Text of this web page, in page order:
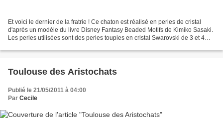
Et voici le dernier de la fratrie ! Ce chaton est réalisé en perles de cristal
d'après un modèle du livre Disney Fantasy Beaded Motifs de Kimiko Sasaki.
Les perles utilisées sont des perles toupies en cristal Swarovski de 3 et 4mm
Toulouse des Aristochats
Publié le 21/05/2011 à 04:00
Par Cecile